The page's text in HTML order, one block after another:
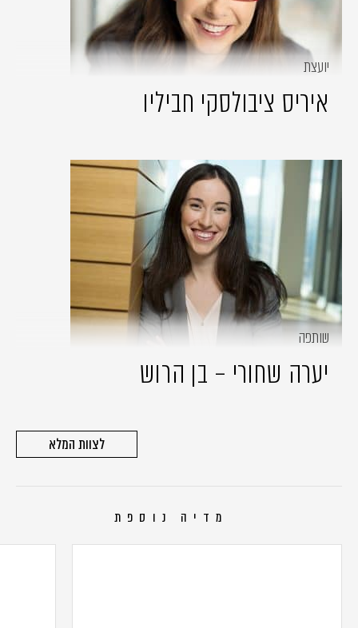
יועצת
איריס ציבולסקי חביליו
שותפה
יערה שחורי – בן הרוש
לצוות המלא
מדיה נוספת